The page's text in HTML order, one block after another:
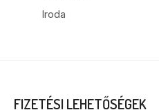
Iroda
FIZETÉSI LEHETŐSÉGEK